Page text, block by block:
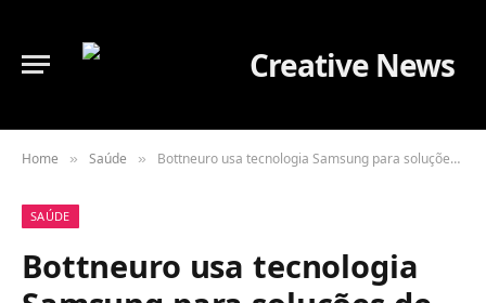
Home » Saúde » Bottneuro usa tecnologia Samsung para soluções de diagnóstico e tratamento contra a doença de Alzheimer
SAÚDE
Bottneuro usa tecnologia